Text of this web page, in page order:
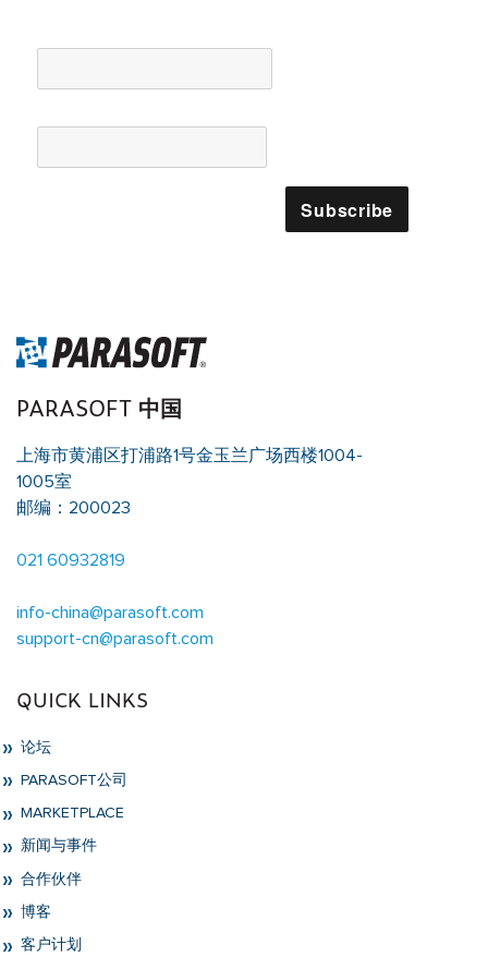
PARASOFT 中国
上海市黄浦区打浦路1号金玉兰广场西楼1004-
1005室
邮编：200023
021 60932819
info-china@parasoft.com
support-cn@parasoft.com
QUICK LINKS
论坛
PARASOFT公司
MARKETPLACE
新闻与事件
合作伙伴
博客
客户计划